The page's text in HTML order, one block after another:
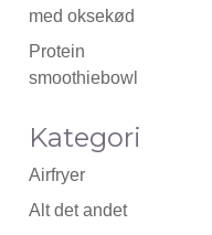
med oksekød
Protein
smoothiebowl
Kategori
Airfryer
Alt det andet